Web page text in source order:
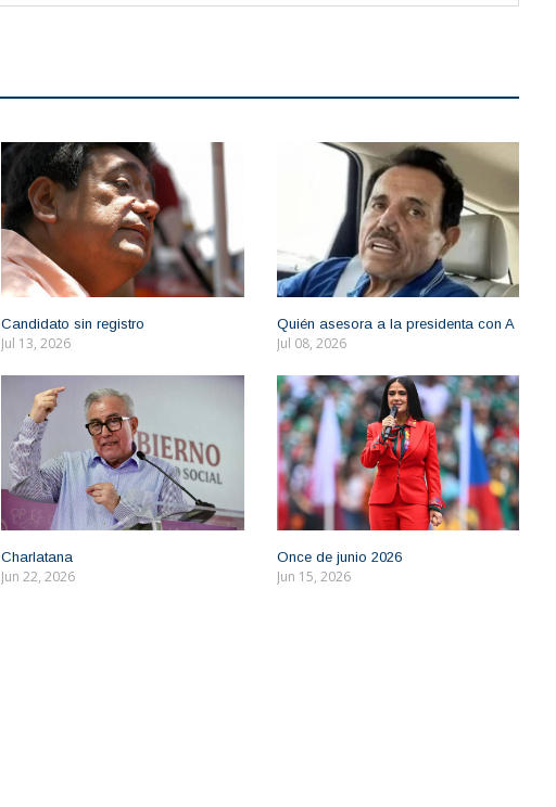
Candidato sin registro
Jul 13, 2026
Quién asesora a la presidenta con A
Jul 08, 2026
Charlatana
Jun 22, 2026
Once de junio 2026
Jun 15, 2026